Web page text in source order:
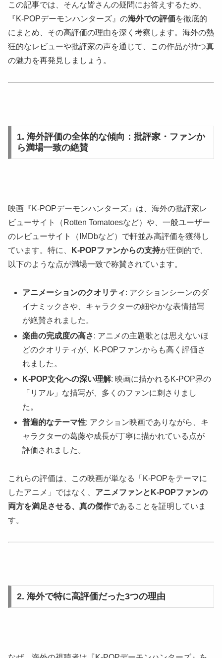
この記事では、そんな皆さんの疑問にお答えするため、
『K-POPデーモンハンターズ』の海外での評価を徹底的
にまとめ、その高評価の理由を深く考察します。海外の熱
狂的なレビューや批評家の声を通じて、この作品が持つ真
の魅力を再発見しましょう。
1. 海外評価の全体的な傾向：批評家・ファンか
ら満場一致の絶賛
映画『K-POPデーモンハンターズ』は、海外の批評家レ
ビューサイト（Rotten Tomatoesなど）や、一般ユーザー
のレビューサイト（IMDbなど）で軒並み高評価を獲得し
ています。特に、
K-POPファンからの支持が圧倒的で、
以下のような点が満場一致で称賛されています。
アニメーションのクオリティ: アクションシーンのダ
イナミックさや、キャラクターの細やかな表情描写
が絶賛されました。
楽曲の完成度の高さ: アニメの主題歌とは思えないほ
どのクオリティが、K-POPファンからも高く評価さ
れました。
K-POP文化への深い理解: 映画に描かれるK-POP界の
「リアル」な描写が、多くのファンに刺さりまし
た。
普遍的なテーマ性: アクション映画でありながら、キ
ャラクターの葛藤や成長が丁寧に描かれている点が
評価されました。
これらの評価は、この映画が単なる「K-POPをテーマに
したアニメ」ではなく、 アニメファンとK-POPファンの
両方を満足させる、真の傑作であることを証明していま
す。
2. 海外で特に高評価だった3つの理由